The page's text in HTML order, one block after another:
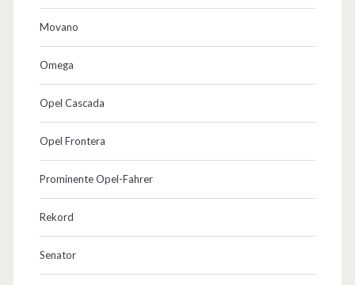
Movano
Omega
Opel Cascada
Opel Frontera
Prominente Opel-Fahrer
Rekord
Senator